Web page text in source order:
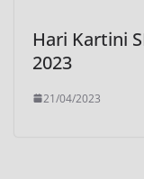
Hari Kartini
2023
21/04/2023